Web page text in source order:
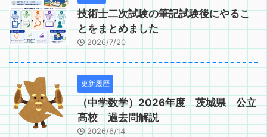
技術士二次試験の筆記試験後にやるこ
とをまとめました
2026/7/20
更新履歴
（中学数学）2026年度 茨城県 公立
高校 過去問解説
2026/6/14